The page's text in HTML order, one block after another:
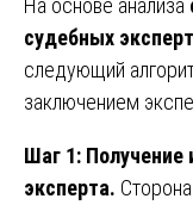
На основе анализа
судебных
следующий
заключением
Шаг 1: Получение
эксперта.